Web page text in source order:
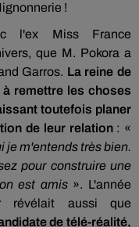
!
l'ex Miss France
que M. Pokora a
Garros. La reine de
à remettre les choses
toutefois planer
de leur relation: «
je m'entends très bien.
pour construire une
est amis». L'année
révélait aussi que
de télé-réalité,